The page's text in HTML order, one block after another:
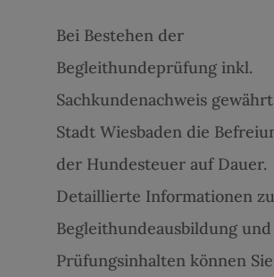
Bei Bestehen der
Begleithundeprüfung inkl.
Sachkundenachweis
Stadt Wiesbaden die
der Hundesteuer auf Dauer.
Detaillierte Informationen
Begleithundeausbildung
Prüfungsinhalten können Sie